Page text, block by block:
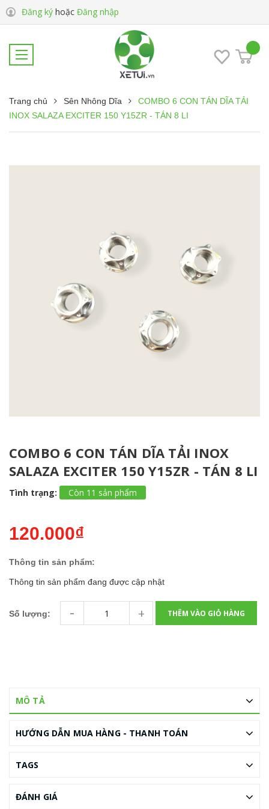
Đăng ký hoặc Đăng nhập
Trang chủ Sên Nhông Dĩa
COMBO 6 CON TÁN DĨA TẢI
INOX SALAZA EXCITER 150 Y15ZR - TÁN 8 LI
COMBO 6 CON TÁN DĨA TẢI INOX
SALAZA EXCITER 150 Y15ZR - TÁN 8 LI
Tình trạng: Còn 11 sản phẩm
120.000₫
Thông tin sản phẩm:
Thông tin sản phẩm đang được cập nhật
Số lượng: - + THÊM VÀO GIỎ HÀNG
MÔ TẢ
HƯỚNG DẪN MUA HÀNG - THANH TOÁN
TAGS
ĐÁNH GIÁ